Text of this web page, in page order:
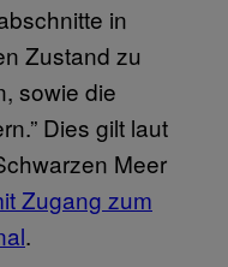
in
Zustand zu
sowie die
Dies gilt laut
Meer
Zugang zum
.